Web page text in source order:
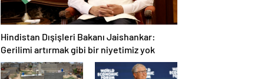
Hindistan Dışişleri Bakanı Jaishankar:
Gerilimi artırmak gibi bir niyetimiz yok